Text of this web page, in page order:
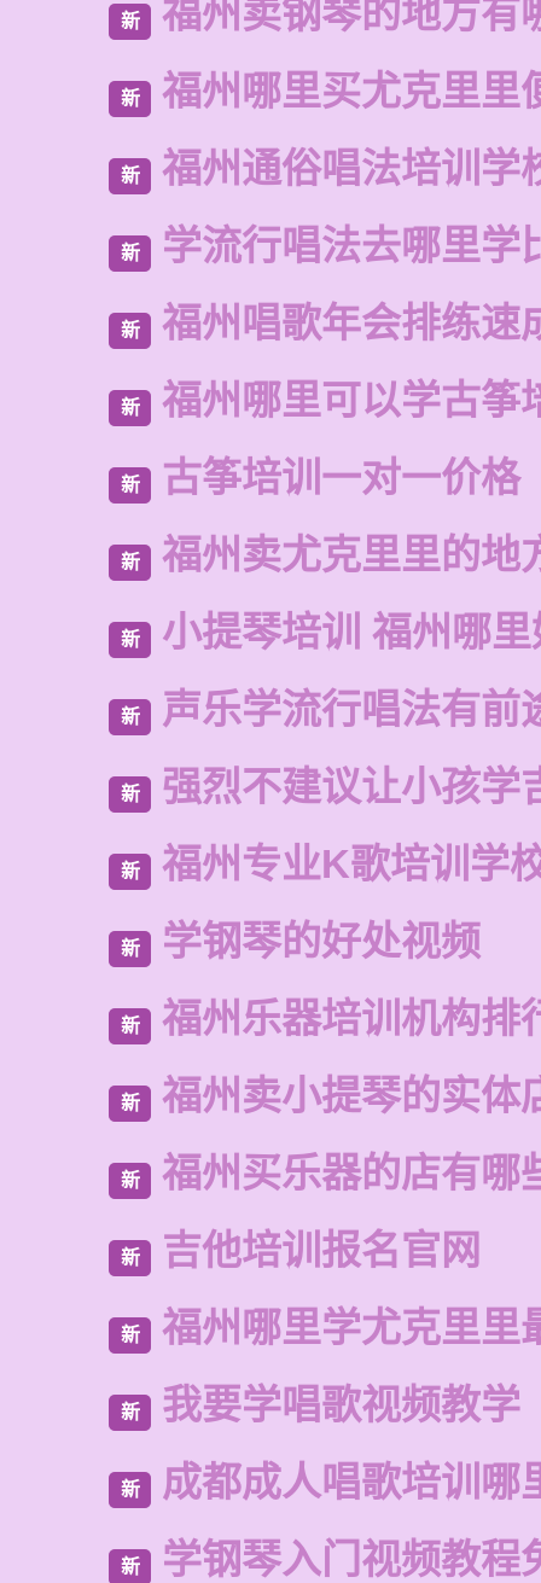
新 福州卖钢琴的地方有
新 福州哪里买尤克里里
新 福州通俗唱法培训学
新 学流行唱法去哪里学
新 福州唱歌年会排练速
新 福州哪里可以学古筝
新 古筝培训一对一价格
新 福州卖尤克里里的地
新 小提琴培训 福州哪
新 声乐学流行唱法有前
新 强烈不建议让小孩学
新 福州专业K歌培训学
新 学钢琴的好处视频
新 福州乐器培训机构排
新 福州卖小提琴的实体
新 福州买乐器的店有哪
新 吉他培训报名官网
新 福州哪里学尤克里里
新 我要学唱歌视频教学
新 成都成人唱歌培训哪
新 学钢琴入门视频教程